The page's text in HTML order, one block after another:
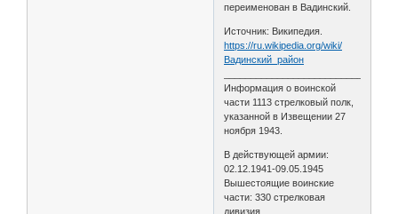
переименован в Вадинский.
Источник: Википедия.
https://ru.wikipedia.org/wiki/
Вадинский_район
Информация о воинской
части 1113 стрелковый полк,
указанной в Извещении 27
ноября 1943.
В действующей армии:
02.12.1941-09.05.1945
Вышестоящие воинские
части: 330 стрелковая
дивизия